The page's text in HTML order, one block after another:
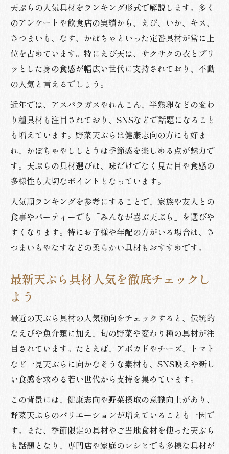
気になる野菜天ぷらのおすすめ選び方
天ぷら具材人気の野菜ランキングを紹介
野菜天ぷらで抑えるべき選び方とコツ
人気野菜天ぷらの特徴と組み合わせ術
天ぷら具材野菜で満足度UPする方法
満足度を高める天ぷら具材の選定術
天ぷら具材選びで満足度を高める秘訣
人気ランキングを参考に具材を賢く選択
天ぷら具材の組み合わせで味わい広がる
満足度重視の天ぷら具材選定ポイント
天ぷら具材人気を押さえた選び方の極意
おうち天ぷらで人気具材を再現するコツ
天ぷら人気レシピで具材を美味しく再現
おうち天ぷらの具材選びに人気ランキング
天ぷら具材人気を家庭で味わうコツ
家庭で楽しむ天ぷら具材ランキング入門
天ぷらランキングを活かした楽しみ方提案
天ぷら具材ランキングを活用した味わい方
人気天ぷら具材でおうちパーティーの提案
ランキングから天ぷら具材組み合わせ術
天ぷら人気具材で食卓を彩るアイデア
天ぷらランキングを参考に楽しむコツ
天ぷらの人気具材をランキング形式で解説します。多く
のアンケートや飲食店の実績から、えび、いか、キス、
さつまいも、なす、かぼちゃといった定番具材が常に上
位を占めています。特にえび天は、サクサクの衣とプリ
ッとした身の食感が幅広い世代に支持されており、不動
の人気と言えるでしょう。
近年では、アスパラガスやれんこん、半熟卵などの変わ
り種具材も注目されており、SNSなどで話題になること
も増えています。野菜天ぷらは健康志向の方にも好ま
れ、かぼちゃやししとうは季節感を楽しめる点が魅力で
す。天ぷらの具材選びは、味だけでなく見た目や食感の
多様性も大切なポイントとなっています。
人気順ランキングを参考にすることで、家族や友人との
食事やパーティーでも「みんなが喜ぶ天ぷら」を選びや
すくなります。特にお子様や年配の方がいる場合は、さ
つまいもやなすなどの柔らかい具材もおすすめです。
最新天ぷら具材人気を徹底チェックし
よう
最近の天ぷら具材の人気動向をチェックすると、伝統的
なえびや魚介類に加え、旬の野菜や変わり種の具材が注
目されています。たとえば、アボカドやチーズ、トマト
など一見天ぷらに向かなそうな素材も、SNS映えや新し
い食感を求める若い世代から支持を集めています。
この背景には、健康志向や野菜摂取の意識向上があり、
野菜天ぷらのバリエーションが増えていることも一因で
す。また、季節限定の具材やご当地食材を使った天ぷら
も話題となり、専門店や家庭のレシピでも多様な具材が